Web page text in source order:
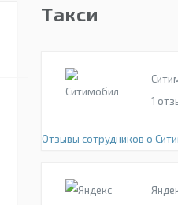
Такси
1
Отзывы сотрудников о